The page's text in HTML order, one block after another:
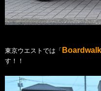
東京ウエストでは「
す！！